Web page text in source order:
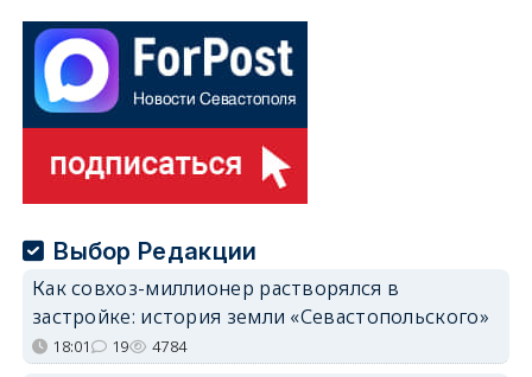
Выбор Редакции
Как совхоз-миллионер растворялся в
застройке: история земли «Севастопольского»
18:01 19 4784